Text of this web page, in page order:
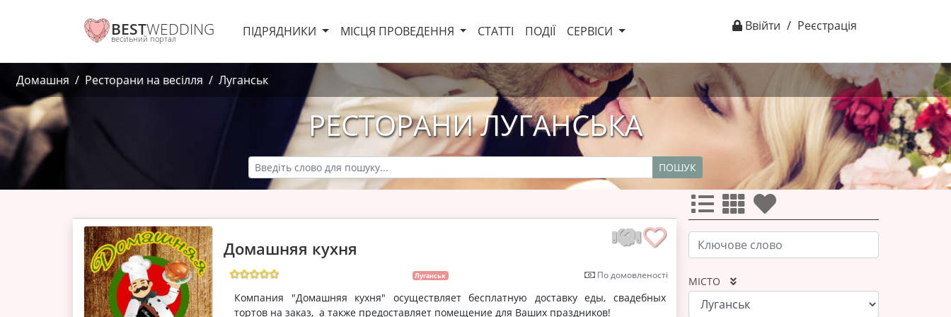
BESTWEDDING
весільний портал ПІДРЯДНИКИ МІСЦЯ ПРОВЕДЕННЯ СТАТТІ ПОДІЇ СЕРВІСИ Ввійти / Реєстрація
Домашня Ресторани на весілля Луганськ
РЕСТОРАНИ ЛУГАНСЬКА
ПОШУК
МІСТО
Домашняя кухня
Луганськ По домовленості
Компания "Домашняя кухня" осуществляет бесплатную доставку еды, свадебных
тортов на заказ, а также предоставляет помещение для Ваших праздников!